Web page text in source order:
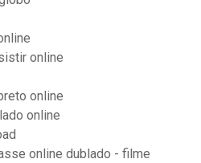
online
online
online
online dublado - filme